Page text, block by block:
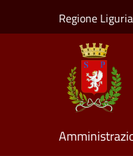
Regione Liguria